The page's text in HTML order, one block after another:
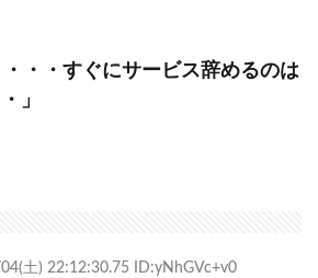
・・すぐにサービス辞めるのは
」
土) 22:12:30.75 ID:yNhGVc+v0